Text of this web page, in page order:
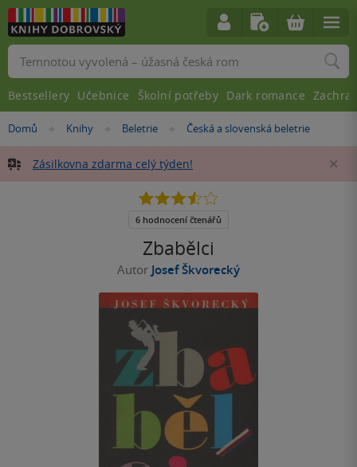
Nacházíte
zde:
Domů »
Knihy »
Beletrie »
Česká a slovenská beletrie
Zásilkovna zdarma celý týden!
Zbabělci
Autor Josef Škvorecký
3.5
5
6 hodnocení čtenářů
Vyhledávání
Bestsellery Učebnice Školní potřeby Dark romance